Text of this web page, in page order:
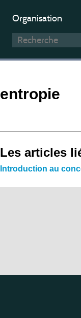
Organisation
entropie
Les articles
Introduction au